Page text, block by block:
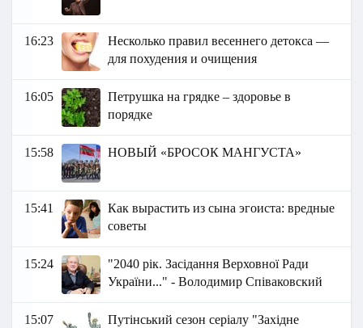
16:23
Несколько правил весеннего детокса —
для похудения и очищения
16:05
Петрушка на грядке – здоровье в
порядке
15:58 НОВЫЙ «БРОСОК МАНГУСТА»
15:41
Как вырастить из сына эгоиста: вредные
советы
15:24
"2040 рік. Засідання Верховної Ради
України..." - Володимир Співаковский
15:07
Путінський сезон серіалу "Західне